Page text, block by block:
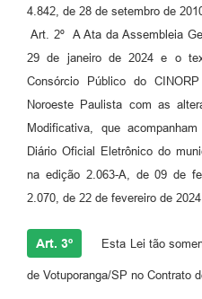
4.842, de 28 de setembro de
Art. 2º A Ata da Assembleia
29 de janeiro de 2024 e o
Consórcio Público do
Noroeste Paulista com as
Modificativa, que
Diário Oficial Eletrônico do
na edição 2.063-A, de 09 de
2.070, de 22 de fevereiro de
Art. 3º Esta Lei tão
de Votuporanga/SP no Contrato